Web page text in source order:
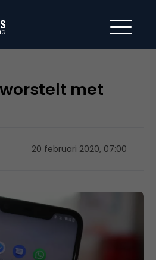
met
20 februari 2020, 07:00